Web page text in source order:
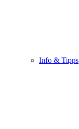
Info & Tipps